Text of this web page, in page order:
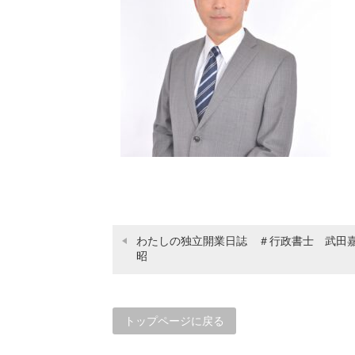
わたしの独立開業日誌 ＃行政書士 武田
昭
トップページに戻る